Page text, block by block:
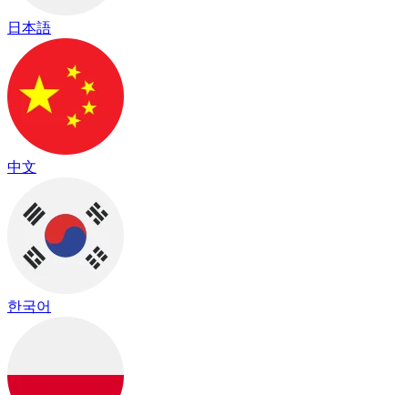
日本語
中文
한국어